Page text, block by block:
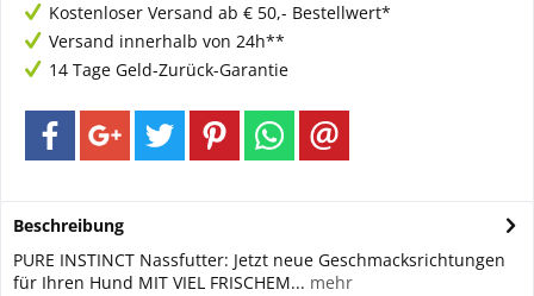
Kostenloser Versand ab € 50,- Bestellwert*
Versand innerhalb von 24h**
14 Tage Geld-Zurück-Garantie
Beschreibung
PURE INSTINCT Nassfutter: Jetzt neue Geschmacksrichtungen
für Ihren Hund MIT VIEL FRISCHEM... mehr